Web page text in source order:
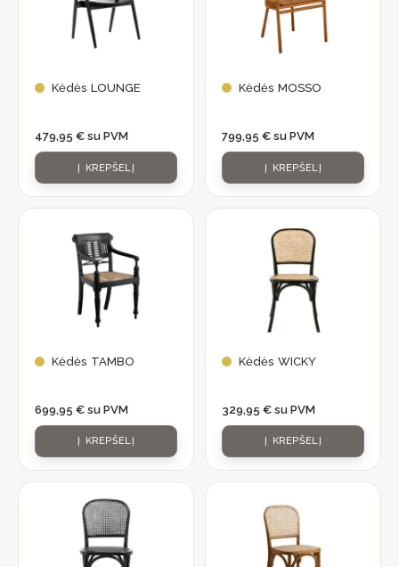
Kėdės LOUNGE
479,95 € su PVM
Į KREPŠELĮ
Kėdės MOSSO
799,95 € su PVM
Į KREPŠELĮ
Kėdės TAMBO
699,95 € su PVM
Į KREPŠELĮ
Kėdės WICKY
329,95 € su PVM
Į KREPŠELĮ